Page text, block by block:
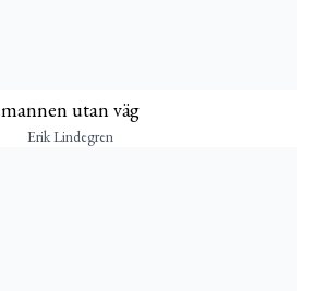
mannen utan väg
Erik Lindegren